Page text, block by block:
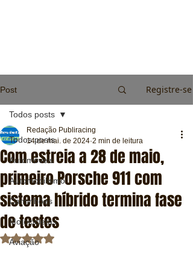
Post Registre-se
Todos posts
Automóveis
Automobilismo
Caminhões
Motocicletas
Aviação
Todos posts
Com estreia a 28 de maio,
primeiro Porsche 911 com
sistema híbrido termina fase
de testes
Redação Publiracing
14 de mai. de 2024 2 min de leitura
Avaliado com NaN de 5 estrelas.